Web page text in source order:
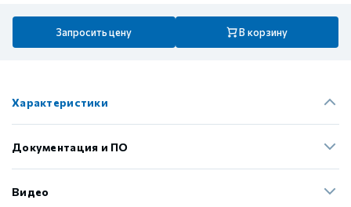
Запросить цену В корзину
Характеристики
Документация и ПО
Видео